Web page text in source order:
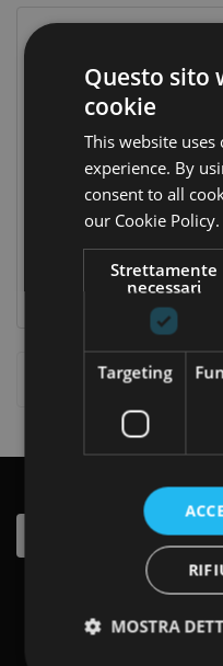
BELLEZZA
ALIMENTAZIONE
INTEGRATORI
CONTATTACI
Prezzo
13,60 €Prezzo
base
ISCRIVITI
Questo sito
cookie
This website
experience. By
consent to all
our Cookie Policy.
Strettamente
necessari
Targeting
MOSTRA